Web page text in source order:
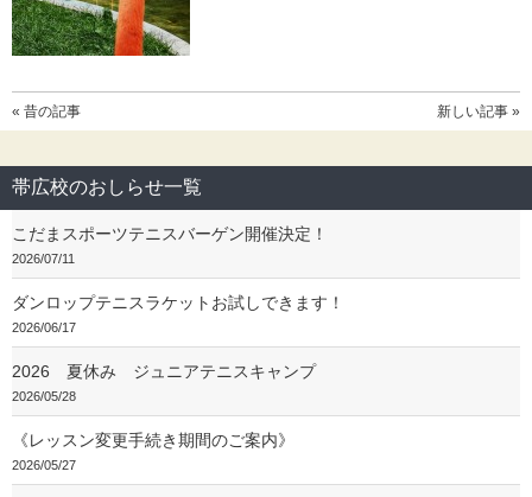
« 昔の記事 新しい記事 »
帯広校のおしらせ一覧
こだまスポーツテニスバーゲン開催決定！
2026/07/11
ダンロップテニスラケットお試しできます！
2026/06/17
2026 夏休み ジュニアテニスキャンプ
2026/05/28
《レッスン変更手続き期間のご案内》
2026/05/27